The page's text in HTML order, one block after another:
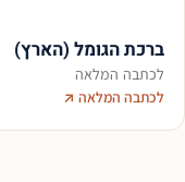
ברכת הגומל (הארץ)
לכתבה המלאה
לכתבה המלאה ↗